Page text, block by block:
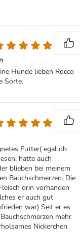
Hunde lieben Rocco
Sorte.
Futter( egal ob
hatte auch
blieben bei meinem
Bauchschmerzen. Die
drin vorhanden
er auch gut
war) Seit er es
mehr
Nickerchen